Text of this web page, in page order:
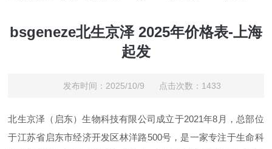
bsgeneze北生京泽 2025年价格表-上海
起发
发布时间：2025/10/9 点击次数：1433
北生京泽（启东）生物科技有限公司成立于2021年8月，总部位
于江苏省启东市经济开发区林洋路500号，是一家专注于生命科